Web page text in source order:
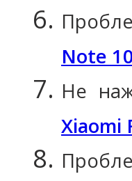
Note
Не
Xiaomi